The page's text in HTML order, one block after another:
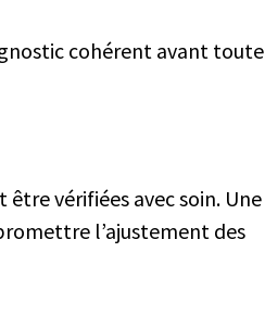
cohérent avant toute
vérifiées avec soin. Une
l’ajustement des